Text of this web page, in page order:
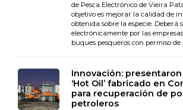
de Pesca Electrónico de Vieira
objetivo es mejorar la calidad de
obtenida sobre la especie. Deberá
electrónicamente por las
buques pesqueros con permiso
Innovación:
‘Hot Oil’ fabricado en
para recuperación de
petroleros